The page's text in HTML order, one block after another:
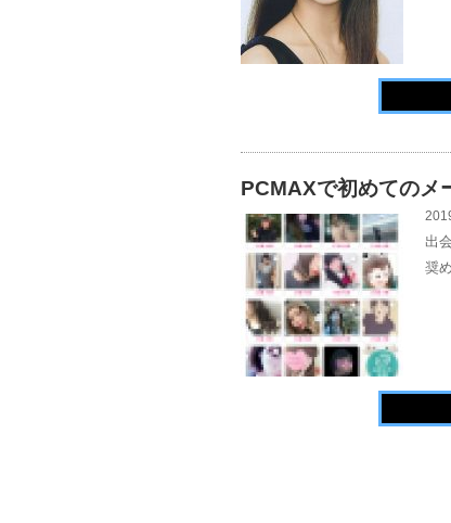
PCMAXで初めてのメ
出
奨